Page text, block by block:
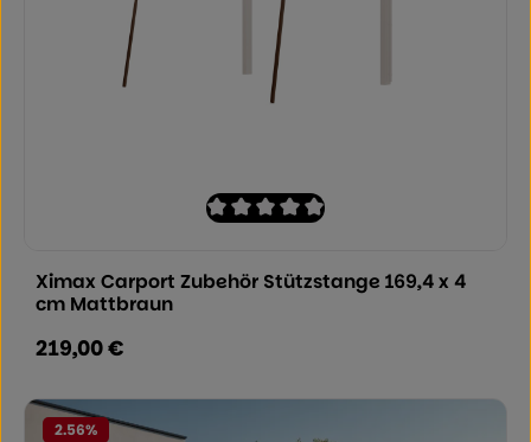
Ximax Carport Zubehör Stützstange 169,4 x 4
cm Mattbraun
Regulärer Preis:
219,00 €
2.56%